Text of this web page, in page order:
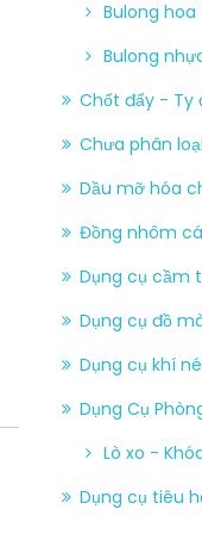
Bulong hoa
Bulong
Chốt đẩy - Ty
Chưa phân loại
Dầu mỡ hóa
Đồng nhôm
Dụng cụ cầm
Dụng cụ đồ
Dụng cụ khí
Dụng Cụ
Lò xo -
Dụng cụ tiêu